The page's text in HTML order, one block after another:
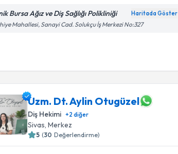
Bursa Ağız ve Diş Sağlığı Polikliniği Haritada Göster
Mahallesi, Sanayi Cad. Solukçu İş Merkezi No:327
Uzm. Dt. Aylin Otugüzel
Diş Hekimi +2 diğer
Sivas, Merkez
5 (30 Değerlendirme)